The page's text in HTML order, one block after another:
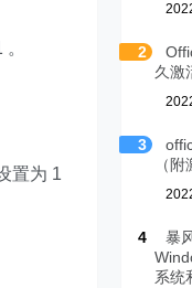
置为 1
2
久激
3
（
4
暴
系统